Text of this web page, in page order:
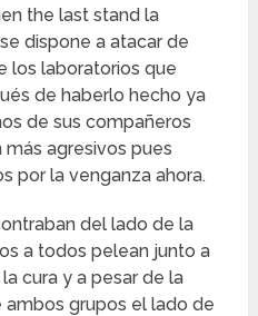
the last stand la
dispone a atacar de
los laboratorios que
de haberlo hecho ya
de sus compañeros
agresivos pues
por la venganza ahora.
del lado de la
a todos pelean junto a
cura y a pesar de la
grupos el lado de